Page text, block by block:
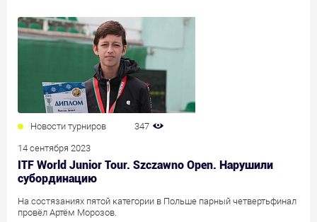
Новости турниров 347
14 сентября 2023
ITF World Junior Tour. Szczawno Open. Нарушили
субординацию
На состязаниях пятой категории в Польше парный четвертьфинал
провёл Артём Морозов.